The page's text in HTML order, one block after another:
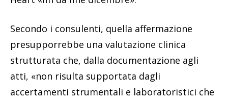
Secondo i consulenti, quella affermazione
presupporrebbe una valutazione clinica
strutturata che, dalla documentazione agli
atti, «non risulta supportata dagli
accertamenti strumentali e laboratoristici che